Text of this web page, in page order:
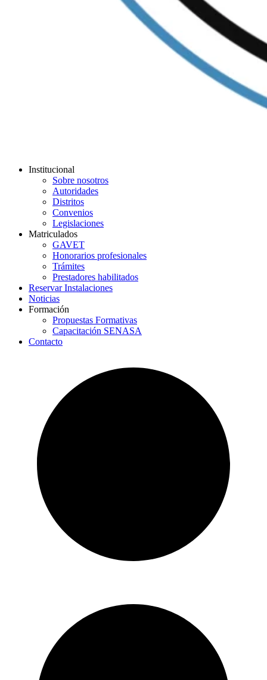
Institucional
Sobre nosotros
Autoridades
Distritos
Convenios
Legislaciones
Matriculados
GAVET
Honorarios profesionales
Trámites
Prestadores habilitados
Reservar Instalaciones
Noticias
Formación
Propuestas Formativas
Capacitación SENASA
Contacto